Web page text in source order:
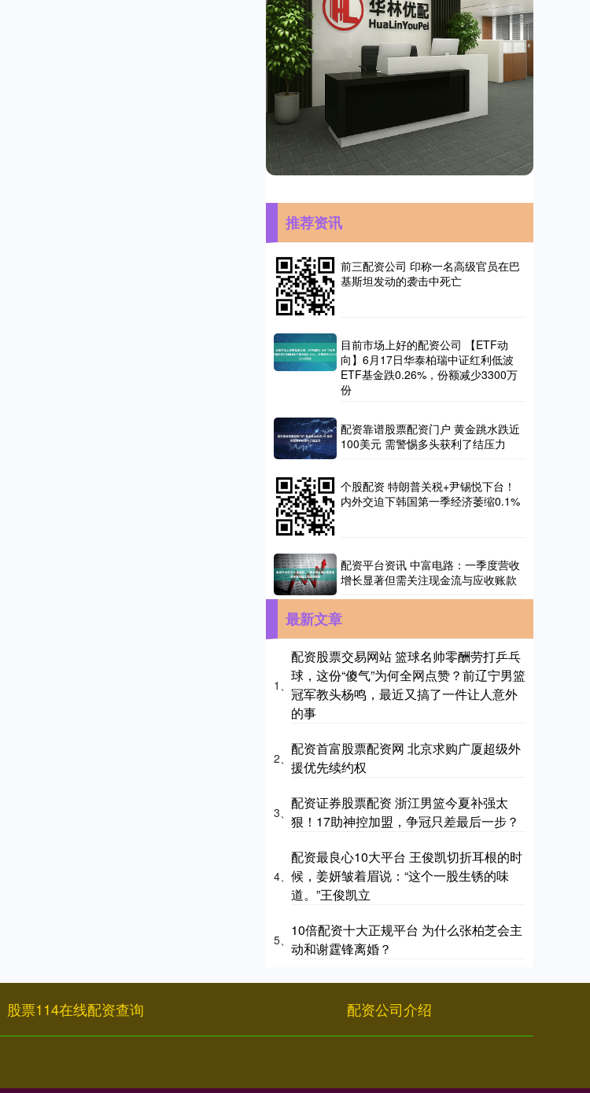
推荐资讯
前三配资公司 印称一名高级官员在巴
基斯坦发动的袭击中死亡
目前市场上好的配资公司 【ETF动
向】6月17日华泰柏瑞中证红利低波
ETF基金跌0.26%，份额减少3300万
份
配资靠谱股票配资门户 黄金跳水跌近
100美元 需警惕多头获利了结压力
个股配资 特朗普关税+尹锡悦下台！
内外交迫下韩国第一季经济萎缩0.1%
配资平台资讯 中富电路：一季度营收
增长显著但需关注现金流与应收账款
最新文章
1、
配资股票交易网站 篮球名帅零酬劳打乒乓
球，这份“傻气”为何全网点赞？前辽宁男篮
冠军教头杨鸣，最近又搞了一件让人意外
的事
2、
配资首富股票配资网 北京求购广厦超级外
援优先续约权
3、
配资证券股票配资 浙江男篮今夏补强太
狠！17助神控加盟，争冠只差最后一步？
4、
配资最良心10大平台 王俊凯切折耳根的时
候，姜妍皱着眉说：“这个一股生锈的味
道。”王俊凯立
5、
10倍配资十大正规平台 为什么张柏芝会主
动和谢霆锋离婚？
股票114在线配资查询 配资公司介绍